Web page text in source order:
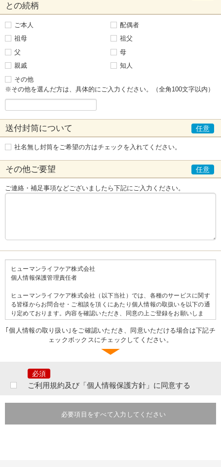
との続柄
ご本人
配偶者
祖母
祖父
父
母
親戚
知人
その他
※その他を選んだ方は、具体的にご入力ください。（全角100文字以内）
送付封筒について
社名無し封筒をご希望の方はチェックを入れてください。
その他ご要望
ご連絡・補足事項などございましたら下記にご入力ください。
ヒューマンライフケア株式会社
個人情報保護管理責任者
ヒューマンライフケア株式会社（以下当社）では、各種のサービスに関す
る皆様からお問合せ・ご相談を頂くにあたり個人情報の取扱いを以下の通
り定めております。内容を確認いただき、同意の上ご登録をお願いしま
す。
＝＝個人情報の取り扱いについて＝＝
なお、提出いただいた個人情報はご本人の同意なく第三者へ提供すること
はございません。ただし、次のいずれかに該当する場合は提供をすること
あらかじめ、本人に必要事項を明示または通知し、本人の同意を得ている
とき。本人ならびに公衆の生命・健康・財産を脅かす可能性がある場合。
法令に基づく場合。その他業務遂行上必要な手続きを行う目的において個
｢個人情報の取り扱い｣をご確認いただき、同意いただける場合は下記チ
ェックボックスにチェックしてください。
ご利用規約及び「個人情報保護方針」に同意する
必要項目をすべて入力してください